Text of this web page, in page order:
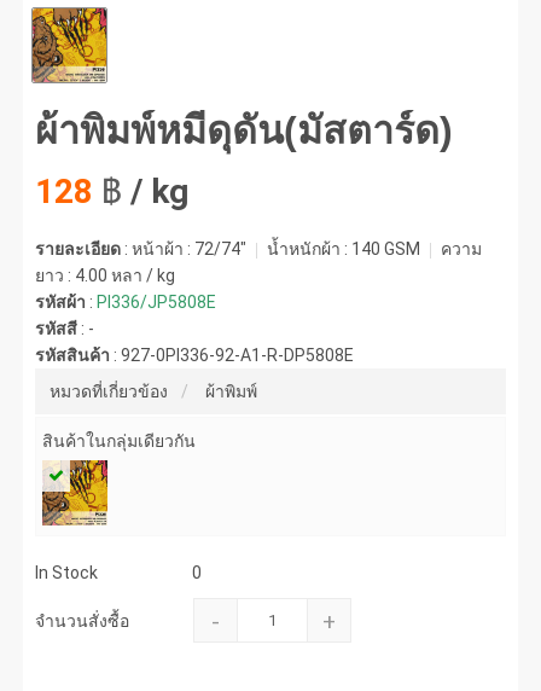
พิมพ์หมีดุดัน(มัสตาร์ด) #1
ผ้าพิมพ์หมีดุดัน(มัสตาร์ด)
128 ฿ / kg
รายละเอียด : หน้าผ้า : 72/74" น้ำหนักผ้า : 140 GSM
ความ
ยาว : 4.00 หลา / kg
รหัสผ้า :PI336/JP5808E
รหัสสี : -
รหัสสินค้า :927-0PI336-92-A1-R-DP5808E
หมวดที่เกี่ยวข้อง
ผ้าพิมพ์
สินค้าในกลุ่มเดียวกัน
In Stock 0
จำนวนสั่งซื้อ - +